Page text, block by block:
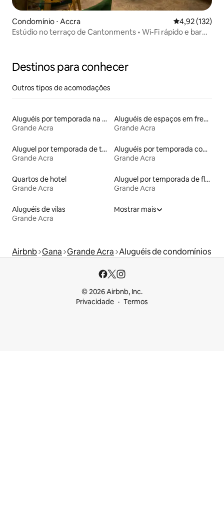
Condomínio ⋅ Accra 4,92 de uma
4,92 (132)
Estúdio no terraço de Cantonments • Wi-Fi rápido e bar
Destinos para conhecer
Outros tipos de acomodações
Aluguéis por temporada na orla
Grande Acra
Aluguéis de espaços em frente à praia
Grande Acra
Aluguel por temporada de townhouses
Grande Acra
Aluguéis por temporada com banheira de hidromassagem
Grande Acra
Quartos de hotel
Grande Acra
Aluguel por temporada de flats
Grande Acra
Aluguéis de vilas
Grande Acra
Mostrar mais
Airbnb Gana Grande Acra Aluguéis de condomínios
© 2026 Airbnb, Inc.
Privacidade
Termos